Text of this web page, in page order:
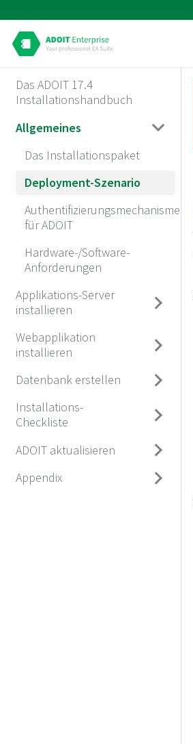
Das ADOIT 17.4
Installationshandbuch
Allgemeines
Das Installationspaket
Deployment-Szenario
Authentifizierungsmechanismen
für ADOIT
Hardware-/Software-
Anforderungen
Applikations-Server
installieren
Webapplikation
installieren
Datenbank erstellen
Installations-
Checkliste
ADOIT aktualisieren
Appendix